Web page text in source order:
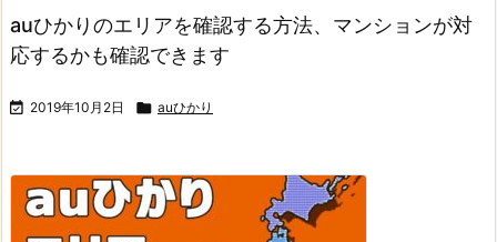
auひかりのエリアを確認する方法、マンションが対
応するかも確認できます
 2019年10月2日  auひかり